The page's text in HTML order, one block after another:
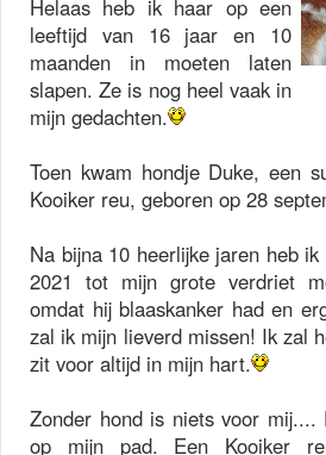
Helaas heb ik haar op een
leeftijd van 16 jaar en 10
maanden in moeten laten
slapen. Ze is nog heel vaak in
mijn gedachten.
Toen kwam hondje Duke, een
Kooiker reu, geboren op 28
Na bijna 10 heerlijke jaren heb
2021 tot mijn grote verdriet
omdat hij blaaskanker had en
zal ik mijn lieverd missen! Ik zal
zit voor altijd in mijn hart.
Zonder hond is niets voor mij....
op mijn pad. Een Kooiker